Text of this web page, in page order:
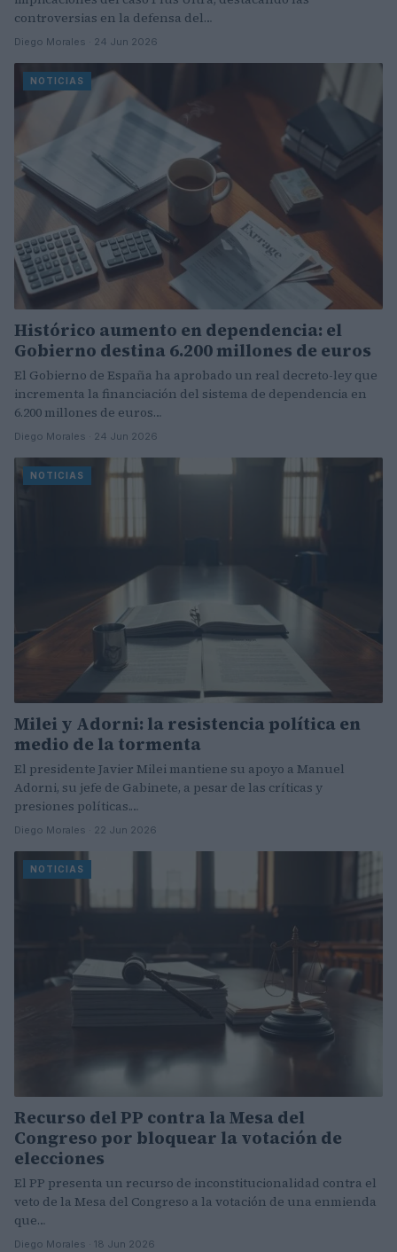
controversias en la defensa del…
Diego Morales · 24 Jun 2026
NOTICIAS
Histórico aumento en dependencia: el
Gobierno destina 6.200 millones de euros
El Gobierno de España ha aprobado un real decreto-ley que
incrementa la financiación del sistema de dependencia en
6.200 millones de euros…
Diego Morales · 24 Jun 2026
NOTICIAS
Milei y Adorni: la resistencia política en
medio de la tormenta
El presidente Javier Milei mantiene su apoyo a Manuel
Adorni, su jefe de Gabinete, a pesar de las críticas y
presiones políticas.…
Diego Morales · 22 Jun 2026
NOTICIAS
Recurso del PP contra la Mesa del
Congreso por bloquear la votación de
elecciones
El PP presenta un recurso de inconstitucionalidad contra el
veto de la Mesa del Congreso a la votación de una enmienda
que…
Diego Morales · 18 Jun 2026